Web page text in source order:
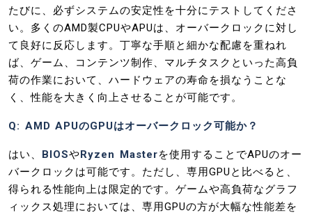
たびに、必ずシステムの安定性を十分にテストしてくださ
い。多くのAMD製CPUやAPUは、オーバークロックに対し
て良好に反応します。丁寧な手順と細かな配慮を重ねれ
ば、ゲーム、コンテンツ制作、マルチタスクといった高負
荷の作業において、ハードウェアの寿命を損なうことな
く、性能を大きく向上させることが可能です。
Q: AMD APUのGPUはオーバークロック可能か？
はい、 BIOSやRyzen Masterを使用することでAPUのオー
バークロックは可能です。ただし、専用GPUと比べると、
得られる性能向上は限定的です。ゲームや高負荷なグラフ
ィックス処理においては、専用GPUの方が大幅な性能差を